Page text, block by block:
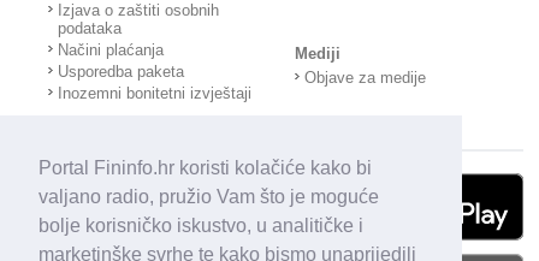
Portal Fininfo.hr koristi kolačiće kako bi
valjano radio, pružio Vam što je moguće
bolje korisničko iskustvo, u analitičke i
marketinške svrhe te kako bismo unaprijedili
Izjava o zaštiti osobnih
podataka
Načini plaćanja
Usporedba paketa
Inozemni bonitetni izvještaji
Mediji
Objave za medije